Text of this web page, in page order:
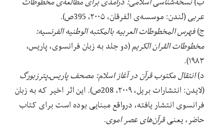
عربی(لندن: موسسه‌ی الفرقان، ۲۰۰۵، 395ص).
ج)فهرس المخطوطات العربیه بالمکتبه الوطنیه الفرنسیه:
مخطوطات القران الکریم(دو جلد به زبان فرانسوی، پاریس،
۱۹۸۳).
د)انتقال مکتوب قرآن در آغاز اسلام: مصحف پاریس‌ـ‌پترزبورگ
(لایدن: انتشارات بریل، ۲۰۰۹، 208ص). این اثر اخیر که به زبان
فرانسوی انتشار یافته، درواقع مبنایی بوده است برای کتاب
حاضر، یعنیقرآن‌های عصر اموی.